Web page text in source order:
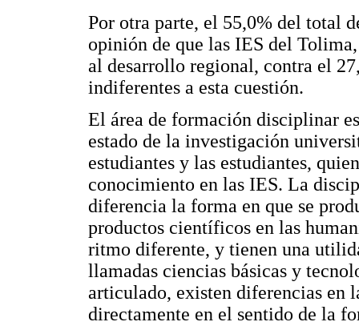
Por otra parte, el 55,0% del total
opinión de que las IES del
al desarrollo regional, contra el
indiferentes a esta cuestión.
El área de formación disciplinar
estado de la investigación
estudiantes y las estudiantes,
conocimiento en las IES. La
diferencia la forma en que se
productos científicos en las
ritmo diferente, y tienen una
llamadas ciencias básicas y
articulado, existen diferencias en
directamente en el sentido de la